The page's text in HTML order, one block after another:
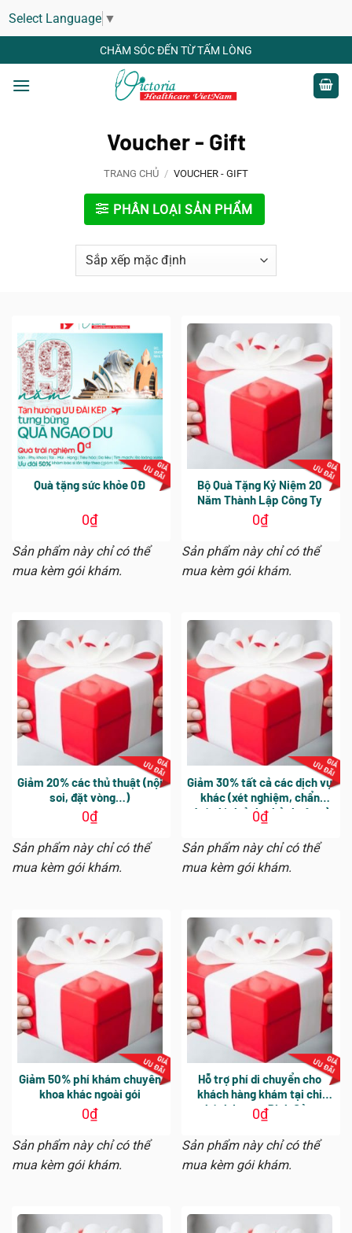
Select Language ▼
qua
nội
CHĂM SÓC ĐẾN TỪ TẤM LÒNG
Voucher - Gift
TRANG CHỦ / VOUCHER - GIFT
PHÂN LOẠI SẢN PHẨM
Quà tặng sức khỏe 0Đ
0₫
Sản phẩm này chỉ có thể
mua kèm gói khám.
Bộ Quà Tặng Kỷ Niệm 20
Năm Thành Lập Công Ty
0₫
Sản phẩm này chỉ có thể
mua kèm gói khám.
Giảm 20% các thủ thuật (nội
soi, đặt vòng…)
0₫
Sản phẩm này chỉ có thể
mua kèm gói khám.
Giảm 30% tất cả các dịch vụ
khác (xét nghiệm, chẩn
đoán hình ảnh, thủ thuật…)
trừ thuốc, vaccine, vật tư y
tế
0₫
Sản phẩm này chỉ có thể
mua kèm gói khám.
Giảm 50% phí khám chuyên
khoa khác ngoài gói
0₫
Sản phẩm này chỉ có thể
mua kèm gói khám.
Hỗ trợ phí di chuyển cho
khách hàng khám tại chi
nhánh Lương Định Của –
Nguyễn Văn Trỗi – Phú Mỹ
Hưng khi chụp CT trong
ngày
0₫
Sản phẩm này chỉ có thể
mua kèm gói khám.